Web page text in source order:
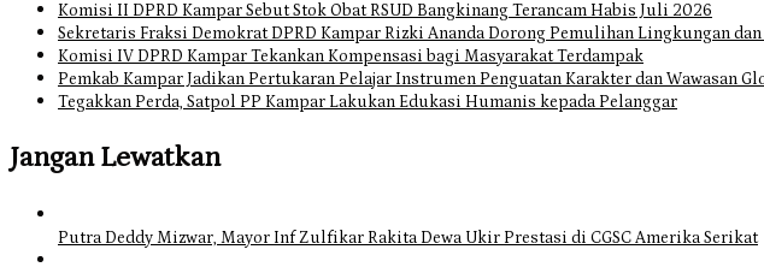
Komisi II DPRD Kampar Sebut Stok Obat RSUD Bangkinang Terancam Habis Juli 2026
Sekretaris Fraksi Demokrat DPRD Kampar Rizki Ananda Dorong Pemulihan Lingkungan
Komisi IV DPRD Kampar Tekankan Kompensasi bagi Masyarakat Terdampak
Pemkab Kampar Jadikan Pertukaran Pelajar Instrumen Penguatan Karakter dan Wawasan
Tegakkan Perda, Satpol PP Kampar Lakukan Edukasi Humanis kepada Pelanggar
Jangan Lewatkan
Putra Deddy Mizwar, Mayor Inf Zulfikar Rakita Dewa Ukir Prestasi di CGSC Amerika Serikat